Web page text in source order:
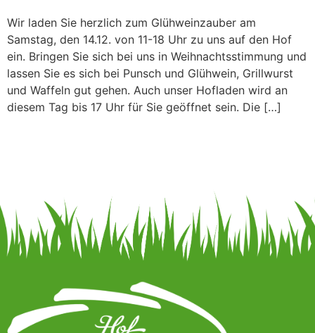
Wir laden Sie herzlich zum Glühweinzauber am
Samstag, den 14.12. von 11-18 Uhr zu uns auf den Hof
ein. Bringen Sie sich bei uns in Weihnachtsstimmung und
lassen Sie es sich bei Punsch und Glühwein, Grillwurst
und Waffeln gut gehen. Auch unser Hofladen wird an
diesem Tag bis 17 Uhr für Sie geöffnet sein. Die […]